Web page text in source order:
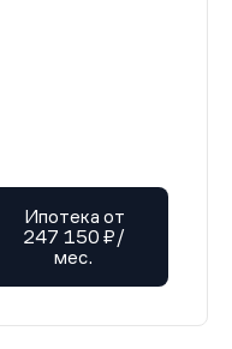
Ипотека от
247 150 ₽/
мес.